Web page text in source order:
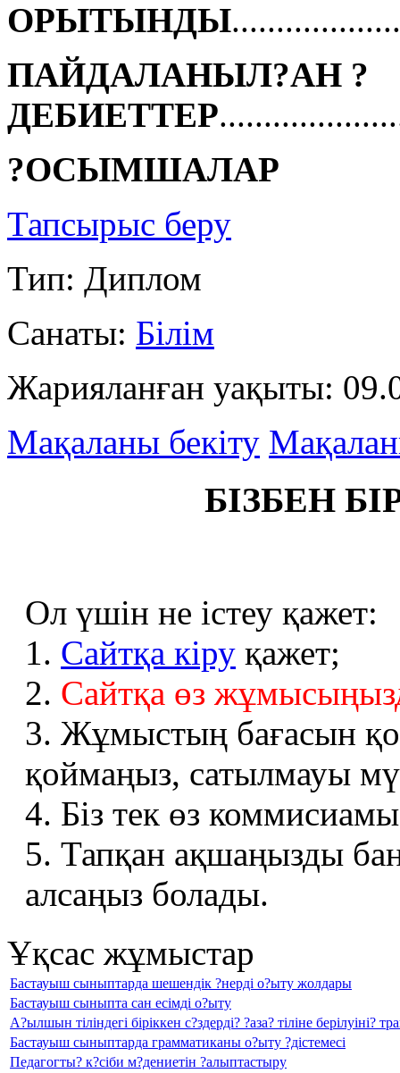
ОРЫТЫНДЫ
ПАЙДАЛАНЫЛ?АН ?
ДЕБИЕТТЕР
?ОСЫМШАЛАР
Тапсырыс беру
Тип: Диплом
Санаты: Білім
Жарияланған уақыты:
Мақаланы бекіту
БІЗБЕН
Ол үшін не істеу қажет:
1. Сайтқа кіру қажет;
2. Сайтқа өз
3. Жұмыстың бағасын
қоймаңыз, сатылмауы
4. Біз тек өз
5. Тапқан ақшаңызды
алсаңыз болады.
Ұқсас жұмыстар
Бастауыш сыныптарда шешендік ?нерді о?ыту жолдары
Бастауыш сыныпта сан есімді о?ыту
А?ылшын тіліндегі біріккен с?здерді? ?аза? тіліне берілуіні?
Бастауыш сыныптарда грамматиканы о?ыту ?дістемесі
Педагогты? к?сіби м?дениетін ?алыптастыру